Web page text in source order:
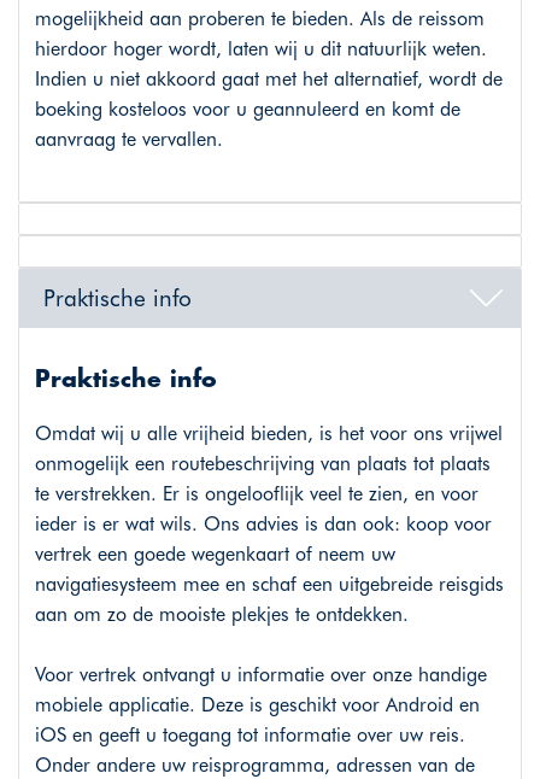
mogelijkheid aan proberen te bieden. Als de reissom
hierdoor hoger wordt, laten wij u dit natuurlijk weten.
Indien u niet akkoord gaat met het alternatief, wordt de
boeking kosteloos voor u geannuleerd en komt de
aanvraag te vervallen.
Praktische info
Praktische info
Omdat wij u alle vrijheid bieden, is het voor ons vrijwel
onmogelijk een routebeschrijving van plaats tot plaats
te verstrekken. Er is ongelooflijk veel te zien, en voor
ieder is er wat wils. Ons advies is dan ook: koop voor
vertrek een goede wegenkaart of neem uw
navigatiesysteem mee en schaf een uitgebreide reisgids
aan om zo de mooiste plekjes te ontdekken.
Voor vertrek ontvangt u informatie over onze handige
mobiele applicatie. Deze is geschikt voor Android en
iOS en geeft u toegang tot informatie over uw reis.
Onder andere uw reisprogramma, adressen van de